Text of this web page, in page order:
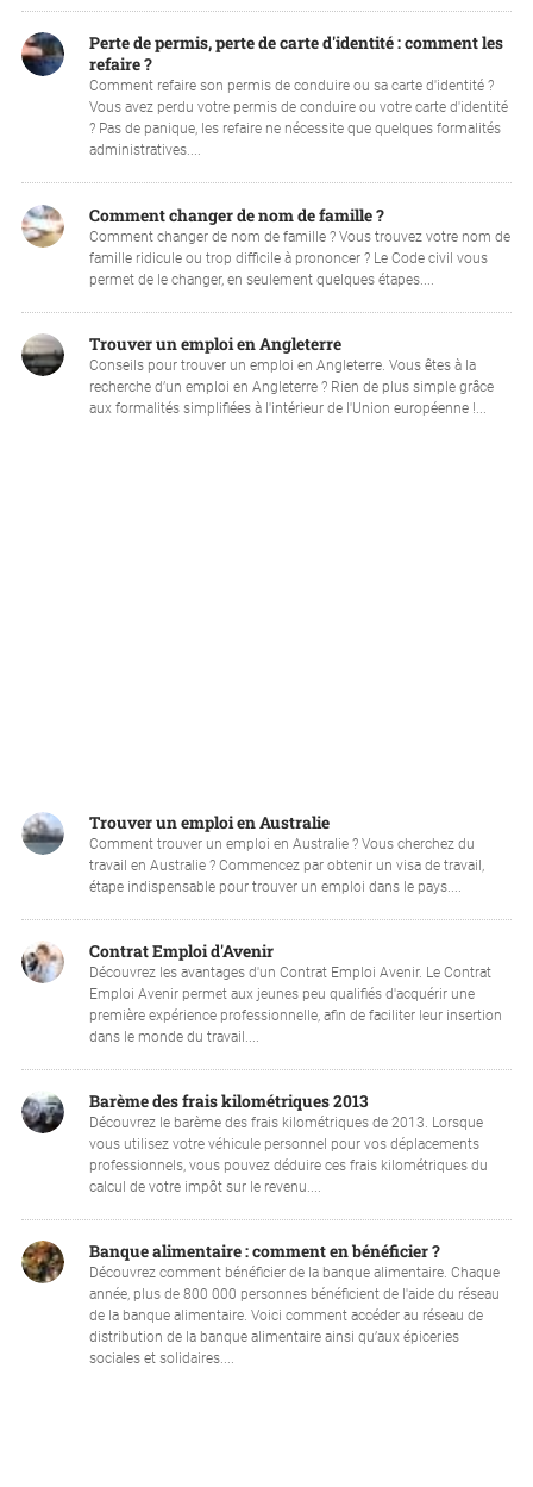
Perte de permis, perte de carte d'identité : comment les
refaire ?
Comment refaire son permis de conduire ou sa carte d'identité ?
Vous avez perdu votre permis de conduire ou votre carte d'identité
? Pas de panique, les refaire ne nécessite que quelques formalités
administratives....
Comment changer de nom de famille ?
Comment changer de nom de famille ? Vous trouvez votre nom de
famille ridicule ou trop difficile à prononcer ? Le Code civil vous
permet de le changer, en seulement quelques étapes....
Trouver un emploi en Angleterre
Conseils pour trouver un emploi en Angleterre. Vous êtes à la
recherche d’un emploi en Angleterre ? Rien de plus simple grâce
aux formalités simplifiées à l'intérieur de l'Union européenne !...
Trouver un emploi en Australie
Comment trouver un emploi en Australie ? Vous cherchez du
travail en Australie ? Commencez par obtenir un visa de travail,
étape indispensable pour trouver un emploi dans le pays....
Contrat Emploi d'Avenir
Découvrez les avantages d'un Contrat Emploi Avenir. Le Contrat
Emploi Avenir permet aux jeunes peu qualifiés d'acquérir une
première expérience professionnelle, afin de faciliter leur insertion
dans le monde du travail....
Barème des frais kilométriques 2013
Découvrez le barème des frais kilométriques de 2013. Lorsque
vous utilisez votre véhicule personnel pour vos déplacements
professionnels, vous pouvez déduire ces frais kilométriques du
calcul de votre impôt sur le revenu....
Banque alimentaire : comment en bénéficier ?
Découvrez comment bénéficier de la banque alimentaire. Chaque
année, plus de 800 000 personnes bénéficient de l'aide du réseau
de la banque alimentaire. Voici comment accéder au réseau de
distribution de la banque alimentaire ainsi qu’aux épiceries
sociales et solidaires....